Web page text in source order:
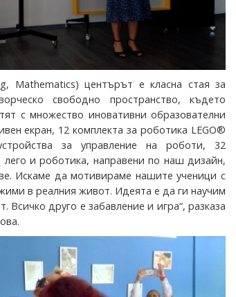
Mathematics) центърът е класна стая за
свободно пространство, където
с множество иновативни образователни
екран, 12 комплекта за роботика LEGO®
за управление на роботи, 32
и роботика, направени по наш дизайн,
Искаме да мотивираме нашите ученици с
в реалния живот. Идеята е да ги научим
Всичко друго е забавление и игра“, разказа